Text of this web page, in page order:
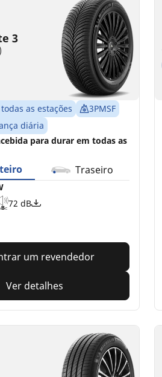
3
as estações
3PMSF
diária
para durar em todas as
Traseiro
72 dB
um revendedor
Ver detalhes